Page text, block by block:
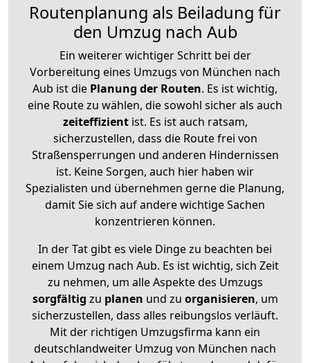
Routenplanung als Beiladung für
den Umzug nach Aub
Ein weiterer wichtiger Schritt bei der
Vorbereitung eines Umzugs von München nach
Aub ist die Planung der Routen. Es ist wichtig,
eine Route zu wählen, die sowohl sicher als auch
zeiteffizientist. Es ist auch ratsam,
sicherzustellen, dass die Route frei von
Straßensperrungen und anderen Hindernissen
ist. Keine Sorgen, auch hier haben wir
Spezialisten und übernehmen gerne die Planung,
damit Sie sich auf andere wichtige Sachen
konzentrieren können.
In der Tat gibt es viele Dinge zu beachten bei
einem Umzug nach Aub. Es ist wichtig, sich Zeit
zu nehmen, um alle Aspekte des Umzugs
sorgfältig zu planen und zu organisieren, um
sicherzustellen, dass alles reibungslos verläuft.
Mit der richtigen Umzugsfirma kann ein
deutschlandweiter Umzug von München nach